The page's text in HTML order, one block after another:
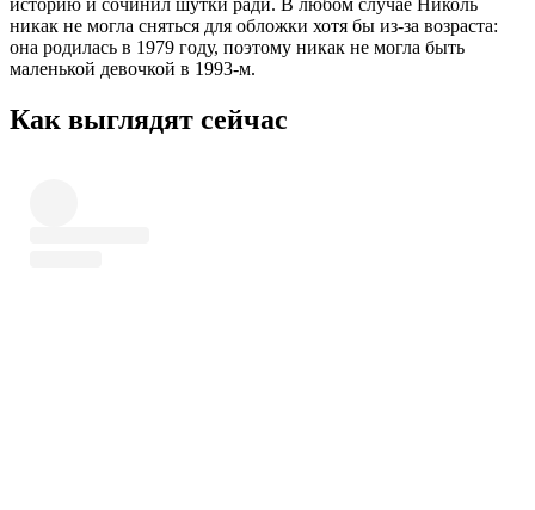
историю и сочинил шутки ради. В любом случае Николь
никак не могла сняться для обложки хотя бы из-за возраста:
она родилась в 1979 году, поэтому никак не могла быть
маленькой девочкой в 1993-м.
Как выглядят сейчас